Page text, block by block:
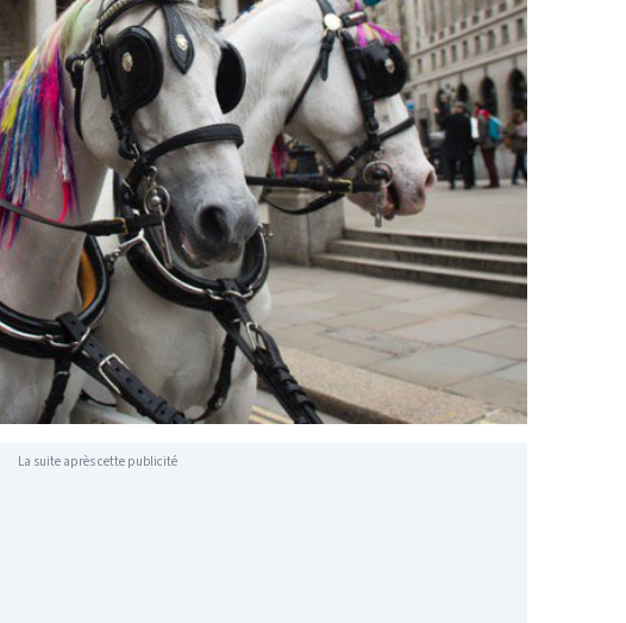
La suite après cette publicité